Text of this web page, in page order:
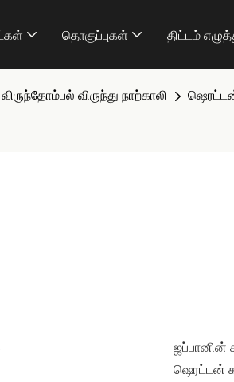
தொகுப்புகள் திட்டம்
விருந்தோம்பல் விருந்து நாற்காலி
ஜப்பானின்
ஷெரட்டன்